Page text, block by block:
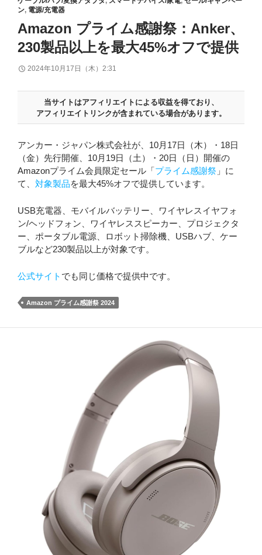
ン, 電源/充電器
Amazon プライム感謝祭：Anker、
230製品以上を最大45%オフで提供
2024年10月17日（木）2:31
当サイトはアフィリエイトによる収益を得ており、
アフィリエイトリンクが含まれている場合があります。
アンカー・ジャパン株式会社が、10月17日（木）・18日
（金）先行開催、10月19日（土）・20日（日）開催の
Amazonプライム会員限定セール「プライム感謝祭 」に
て、 対象製品を最大45%オフで提供しています。
USB充電器、モバイルバッテリー、ワイヤレスイヤフォ
ン/ヘッドフォン、ワイヤレススピーカー、プロジェクタ
ー、ポータブル電源、ロボット掃除機、USBハブ、ケー
ブルなど230製品以上が対象です。
公式サイト でも同じ価格で提供中です。
Amazon プライム感謝祭 2024